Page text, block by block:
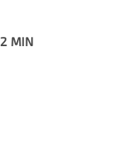
2 MIN